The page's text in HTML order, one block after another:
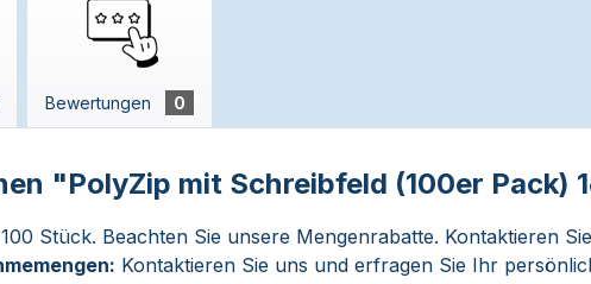
Bewertungen 0
"PolyZip mit Schreibfeld (100er Pack)
Stück. Beachten Sie unsere Mengenrabatte. Kontaktieren
Kontaktieren Sie uns und erfragen Sie Ihr